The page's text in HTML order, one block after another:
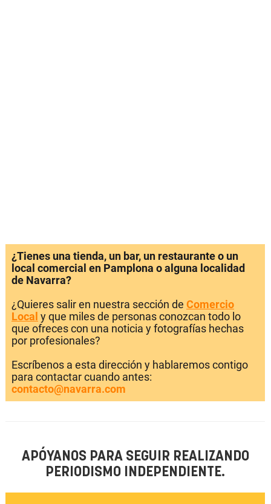
¿Tienes una tienda, un bar, un restaurante o un
local comercial en Pamplona o alguna localidad
de Navarra?
¿Quieres salir en nuestra sección de Comercio
Local y que miles de personas conozcan todo lo
que ofreces con una noticia y fotografías hechas
por profesionales?
Escríbenos a esta dirección y hablaremos contigo
para contactar cuando antes:
contacto@navarra.com
APÓYANOS PARA SEGUIR REALIZANDO
PERIODISMO INDEPENDIENTE.